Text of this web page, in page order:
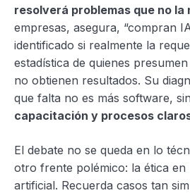
resolverá problemas que no la
empresas, asegura, “compran
identificado si realmente la
estadística de quienes
no obtienen resultados. Su
que falta no es más software,
capacitación y procesos
El debate no se queda en lo
otro frente polémico: la ética en
artificial. Recuerda casos tan